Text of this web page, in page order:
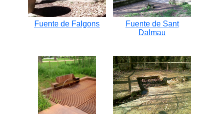
Fuente de Falgons
Fuente de Sant
Dalmau